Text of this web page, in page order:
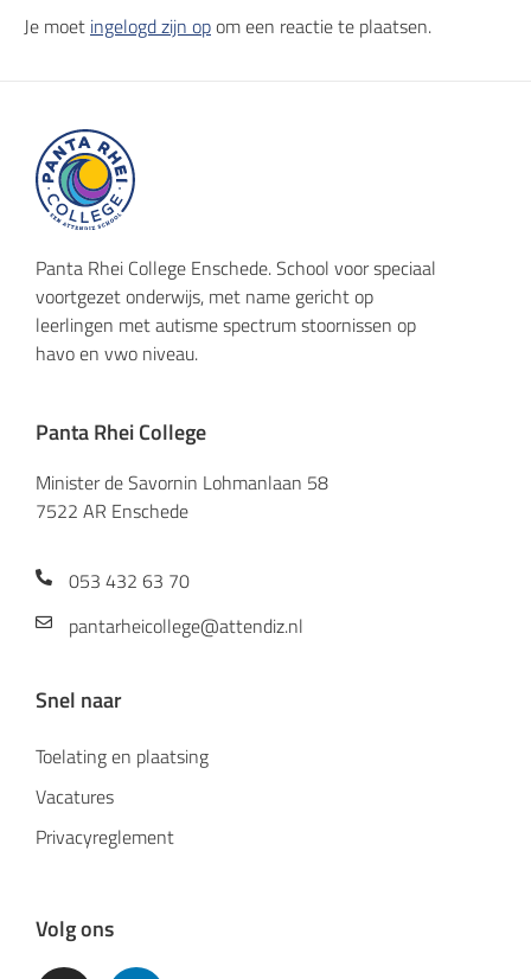
Je moet ingelogd zijn opom een reactie te plaatsen.
Panta Rhei College Enschede. School voor speciaal
voortgezet onderwijs, met name gericht op
leerlingen met autisme spectrum stoornissen op
havo en vwo niveau.
Panta Rhei College
Minister de Savornin Lohmanlaan 58
7522 AR Enschede
053 432 63 70
pantarheicollege@attendiz.nl
Snel naar
Toelating en plaatsing
Vacatures
Privacyreglement
Volg ons